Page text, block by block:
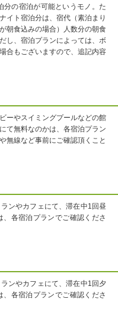
の宿泊が可能というモノ。た
イト宿泊分は、宿代（素泊まり
朝食込みの場合）人数分の朝食
し、宿泊プランによっては、ボ
合もございますので、追記内容
ーやスイミングプールなどの館
て無料なのかは、各宿泊プラン
無線など事前にご確認頂くこと
ンやカフェにて、滞在中1回昼
各宿泊プランでご確認くださ
ンやカフェにて、滞在中1回夕
各宿泊プランでご確認くださ